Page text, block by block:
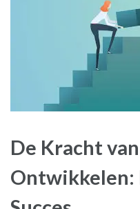
De Kracht
Ontwikkelen: